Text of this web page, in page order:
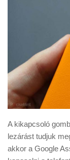
A kikapcsoló
lezárást tudjuk
akkor a Google